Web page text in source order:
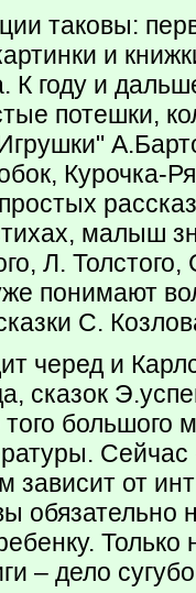
таковы:
и
К году и
потешки,
Курочка-
малыш
Л.
понимают
С.
черед и
сказок
большого
Сейчас
зависит от
обязательно
Только
– дело